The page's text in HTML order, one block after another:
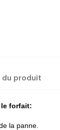
du produit
forfait:
la panne.